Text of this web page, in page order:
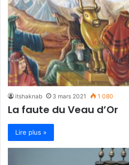
itshaknab 3 mars 2021 1 080
La faute du Veau d’Or
Lire plus »